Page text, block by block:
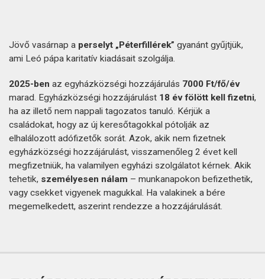
Jövő vasárnap a perselyt „Péterfillérek” gyanánt gyűjtjük,
ami Leó pápa karitatív kiadásait szolgálja.
2025-ben az egyházközségi hozzájárulás 7000 Ft/fő/év
marad. Egyházközségi hozzájárulást 18 év fölött kell fizetni,
ha az illető nem nappali tagozatos tanuló. Kérjük a
családokat, hogy az új keresőtagokkal pótolják az
elhalálozott adófizetők sorát. Azok, akik nem fizetnek
egyházközségi hozzájárulást, visszamenőleg 2 évet kell
megfizetniük, ha valamilyen egyházi szolgálatot kérnek. Akik
tehetik, személyesen nálam – munkanapokon befizethetik,
vagy csekket vigyenek magukkal. Ha valakinek a bére
megemelkedett, aszerint rendezze a hozzájárulását.